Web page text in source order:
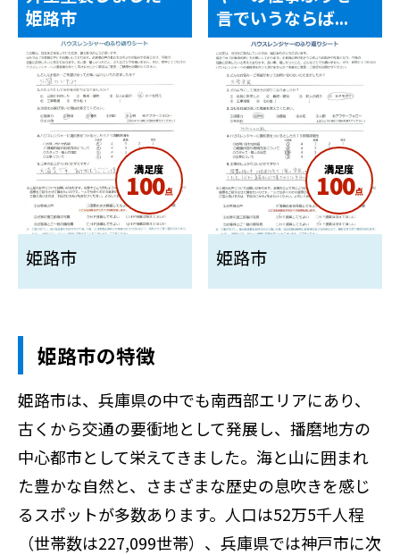
姫路市
満足度
100点
姫路市
言でいうならば...
満足度
100点
姫路市
姫路市の特徴
姫路市は、兵庫県の中でも南西部エリアにあり、
古くから交通の要衝地として発展し、播磨地方の
中心都市として栄えてきました。海と山に囲まれ
た豊かな自然と、さまざまな歴史の息吹きを感じ
るスポットが多数あります。人口は52万5千人程
（世帯数は227,099世帯）、兵庫県では神戸市に次